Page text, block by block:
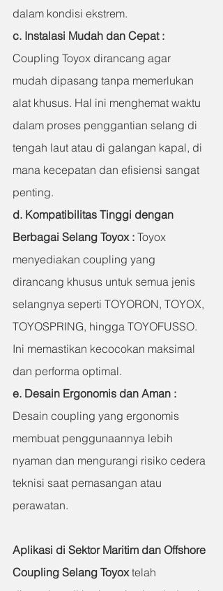
dalam kondisi ekstrem.
c. Instalasi Mudah dan Cepat :
Coupling Toyox dirancang agar
mudah dipasang tanpa memerlukan
alat khusus. Hal ini menghemat waktu
dalam proses penggantian selang di
tengah laut atau di galangan kapal, di
mana kecepatan dan efisiensi sangat
penting.
d. Kompatibilitas Tinggi dengan
Berbagai Selang Toyox : Toyox
menyediakan coupling yang
dirancang khusus untuk semua jenis
selangnya seperti TOYORON, TOYOX,
TOYOSPRING, hingga TOYOFUSSO.
Ini memastikan kecocokan maksimal
dan performa optimal.
e. Desain Ergonomis dan Aman :
Desain coupling yang ergonomis
membuat penggunaannya lebih
nyaman dan mengurangi risiko cedera
teknisi saat pemasangan atau
perawatan.
Aplikasi di Sektor Maritim dan Offshore
Coupling Selang Toyox telah